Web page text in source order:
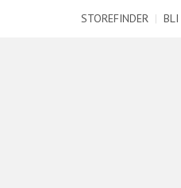
STOREFINDER | BLI